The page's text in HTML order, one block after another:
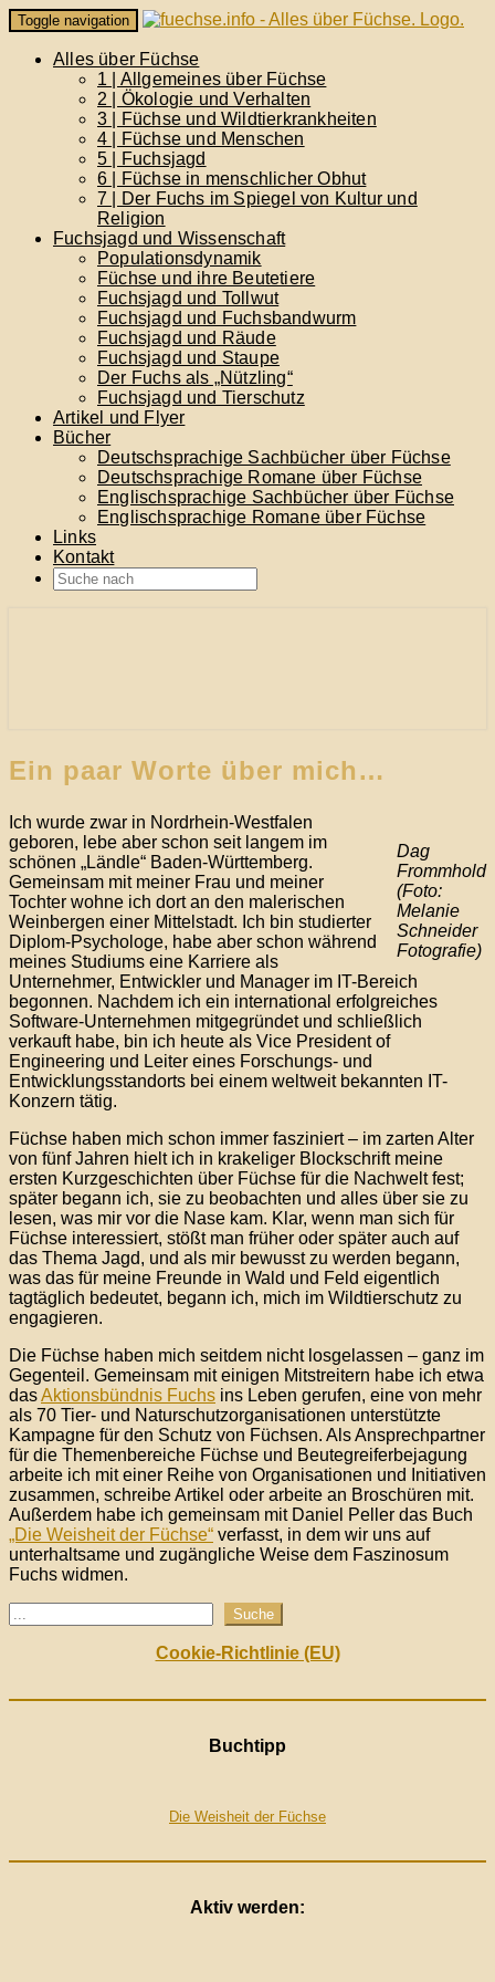
Skip
to
content
Toggle navigation
Alles über Füchse
1 | Allgemeines über Füchse
2 | Ökologie und Verhalten
3 | Füchse und Wildtierkrankheiten
4 | Füchse und Menschen
5 | Fuchsjagd
6 | Füchse in menschlicher Obhut
7 | Der Fuchs im Spiegel von Kultur und
Religion
Fuchsjagd und Wissenschaft
Populationsdynamik
Füchse und ihre Beutetiere
Fuchsjagd und Tollwut
Fuchsjagd und Fuchsbandwurm
Fuchsjagd und Räude
Fuchsjagd und Staupe
Der Fuchs als „Nützling“
Fuchsjagd und Tierschutz
Artikel und Flyer
Bücher
Deutschsprachige Sachbücher über Füchse
Deutschsprachige Romane über Füchse
Englischsprachige Sachbücher über Füchse
Englischsprachige Romane über Füchse
Links
Kontakt
Search
Icon
Ein
paar
über
mich…
Ein paar Worte über mich…
Dag
Frommhold
(Foto:
Melanie
Schneider
Fotografie)
Ich wurde zwar in Nordrhein-Westfalen
geboren, lebe aber schon seit langem im
schönen „Ländle“ Baden-Württemberg.
Gemeinsam mit meiner Frau und meiner
Tochter wohne ich dort an den malerischen
Weinbergen einer Mittelstadt. Ich bin studierter
Diplom-Psychologe, habe aber schon während
meines Studiums eine Karriere als
Unternehmer, Entwickler und Manager im IT-Bereich
begonnen. Nachdem ich ein international erfolgreiches
Software-Unternehmen mitgegründet und schließlich
verkauft habe, bin ich heute als Vice President of
Engineering und Leiter eines Forschungs- und
Entwicklungsstandorts bei einem weltweit bekannten IT-
Konzern tätig.
Füchse haben mich schon immer fasziniert – im zarten Alter
von fünf Jahren hielt ich in krakeliger Blockschrift meine
ersten Kurzgeschichten über Füchse für die Nachwelt fest;
später begann ich, sie zu beobachten und alles über sie zu
lesen, was mir vor die Nase kam. Klar, wenn man sich für
Füchse interessiert, stößt man früher oder später auch auf
das Thema Jagd, und als mir bewusst zu werden begann,
was das für meine Freunde in Wald und Feld eigentlich
tagtäglich bedeutet, begann ich, mich im Wildtierschutz zu
engagieren.
Die Füchse haben mich seitdem nicht losgelassen – ganz im
Gegenteil. Gemeinsam mit einigen Mitstreitern habe ich etwa
dasAktionsbündnis Fuchs ins Leben gerufen, eine von mehr
als 70 Tier- und Naturschutzorganisationen unterstützte
Kampagne für den Schutz von Füchsen. Als Ansprechpartner
für die Themenbereiche Füchse und Beutegreiferbejagung
arbeite ich mit einer Reihe von Organisationen und Initiativen
zusammen, schreibe Artikel oder arbeite an Broschüren mit.
Außerdem habe ich gemeinsam mit Daniel Peller das Buch
„Die Weisheit der Füchse“ verfasst, in dem wir uns auf
unterhaltsame und zugängliche Weise dem Faszinosum
Fuchs widmen.
Suche
Cookie-Richtlinie (EU)
Buchtipp
Die Weisheit der Füchse
Aktiv werden: